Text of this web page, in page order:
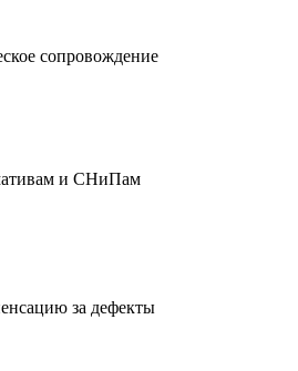
сопровождение
и СНиПам
за дефекты